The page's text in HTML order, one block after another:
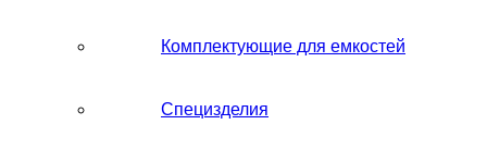
Комплектующие для емкостей
Специзделия